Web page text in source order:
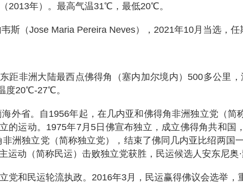
2013年）。最高气温31℃，最低20℃。
斯（Jose Maria Pereira Neves），2021年10月当选，任
距非洲大陆最西点佛得角（塞内加尔境内）500多公里
度20℃-27℃。
外省。自1956年起，在几内亚和佛得角非洲独立党（简
的运动。1975年7月5日佛宣布独立，成立佛得角共和国
洲独立党（简称独立党），结束了佛同几内亚比绍两国
动（简称民运）击败独立党获胜，民运候选人安东尼奥·
党和民运轮流执政。2016年3月，民运赢得佛议会选举，